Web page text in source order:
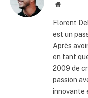
Site
Florent
est un
Après
en tant
2009 de
passion
innovante